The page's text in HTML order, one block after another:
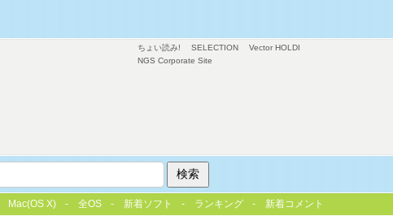
ちょい読み! SELECTION
Vector HOLDI
NGS Corporate Site
Mac(OS X) 全OS 新着ソフト ランキング 新着コメント